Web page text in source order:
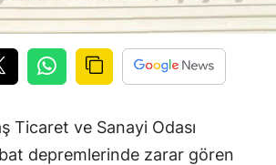
Ticaret ve Sanayi Odası
depremlerinde zarar gören